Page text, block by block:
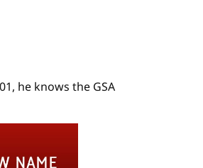
he knows the GSA